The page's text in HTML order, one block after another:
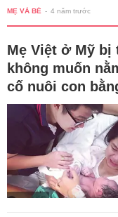
MẸ VÀ BÉ - 4 năm trước
Mẹ Việt ở Mỹ bị
không muốn
cố nuôi con